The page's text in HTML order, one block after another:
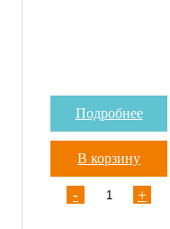
Подробнее
В корзину
- +